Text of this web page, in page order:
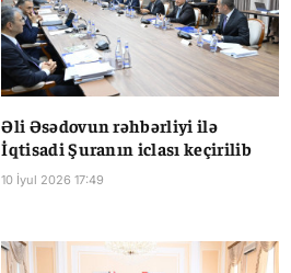
Əli Əsədovun rəhbərliyi ilə
İqtisadi Şuranın iclası keçirilib
10 İyul 2026 17:49